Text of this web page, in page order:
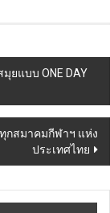
ยแบบ ONE DAY
กสมาคมกีฬาฯ แห่ง
ประเทศไทย